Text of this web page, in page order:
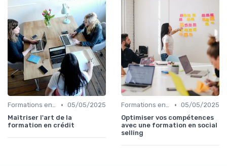
Formations en ligne • 05/05/2025
Maîtriser l'art de la
formation en crédit
Formations en ligne • 05/05/2025
Optimiser vos compétences
avec une formation en social
selling